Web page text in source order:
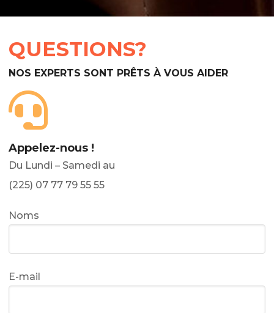
QUESTIONS?
NOS EXPERTS SONT PRÊTS À VOUS AIDER
Appelez-nous !
Du Lundi – Samedi au
(225) 07 77 79 55 55
Noms
E-mail